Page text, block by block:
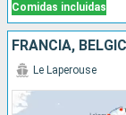
Comidas incluidas
Le Laperouse